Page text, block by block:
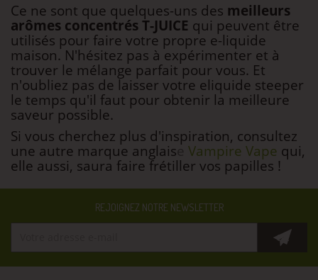
Ce ne sont que quelques-uns des meilleurs
arômes concentrés T-JUICE qui peuvent être
utilisés pour faire votre propre e-liquide
maison. N'hésitez pas à expérimenter et à
trouver le mélange parfait pour vous. Et
n'oubliez pas de laisser votre eliquide steeper
le temps qu'il faut pour obtenir la meilleure
saveur possible.
Si vous cherchez plus d'inspiration, consultez
une autre marque anglais e Vampire Vape qui,
elle aussi, saura faire frétiller vos papilles !
REJOIGNEZ NOTRE NEWSLETTER